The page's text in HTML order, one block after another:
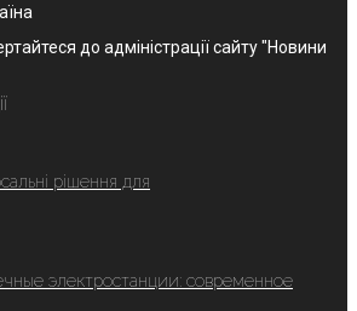
до адміністрації сайту "Новини
рішення для
электростанции: современное